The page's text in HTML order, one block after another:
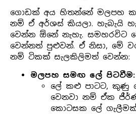
ගොඩක් අය හිතන්නේ මලපහ
නම් ඒ අර්ශස් කියලා. හැබැයි
වෙන්න ඕනේ නැහැ. සමහරවිට
වෙන්නත් පුළුවන්. ඒ නිසා, මේ
නම් ටිකක් සැලකිලිමත් වෙන්න:
මලපහ සමඟ ලේ පිටවීම:
ලේ කළු පාටට, කුණු
වෙනවා නම් ඒක
කොටසක ලේ